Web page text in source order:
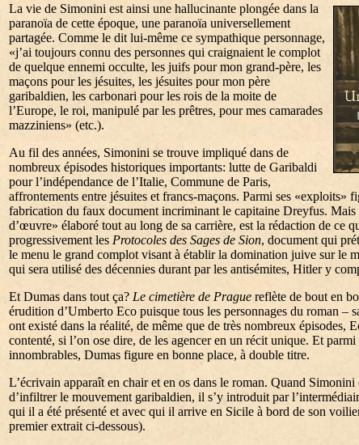
La vie de Simonini est ainsi une hallucinante plongée dans la
paranoïa de cette époque, une paranoïa universellement
partagée. Comme le dit lui-même ce sympathique personnage,
«j’ai toujours connu des personnes qui craignaient le complot
de quelque ennemi occulte, les juifs pour mon grand-père, les
maçons pour les jésuites, les jésuites pour mon père
garibaldien, les carbonari pour les rois de la moite de
l’Europe, le roi, manipulé par les prêtres, pour mes camarades
mazziniens» (etc.).
Au fil des années, Simonini se trouve impliqué dans de
nombreux épisodes historiques importants: lutte de Garibaldi
pour l’indépendance de l’Italie, Commune de Paris,
affrontements entre jésuites et francs-maçons. Parmi ses «exploits»
fabrication du faux document incriminant le capitaine Dreyfus. Mais
d’œuvre» élaboré tout au long de sa carrière, est la rédaction de ce
progressivement les Protocoles des Sages de Sion, document qui
le menu le grand complot visant à établir la domination juive sur le
qui sera utilisé des décennies durant par les antisémites, Hitler y
Et Dumas dans tout ça? Le cimetière de Prague reflète de bout en
érudition d’Umberto Eco puisque tous les personnages du roman –
ont existé dans la réalité, de même que de très nombreux épisodes,
contenté, si l’on ose dire, de les agencer en un récit unique. Et parmi
innombrables, Dumas figure en bonne place, à double titre.
L’écrivain apparaît en chair et en os dans le roman. Quand Simonini
d’infiltrer le mouvement garibaldien, il s’y introduit par
qui il a été présenté et avec qui il arrive en Sicile à bord de son
premier extrait ci-dessous).